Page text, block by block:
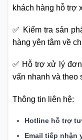
khách hàng hỗ trợ
✅ Kiểm tra sản
hàng yên tâm về
✅ Hỗ trợ xử lý
vấn nhanh và theo
Thông tin liên hệ:
Hotline hỗ trợ tư
Email tiếp nhận